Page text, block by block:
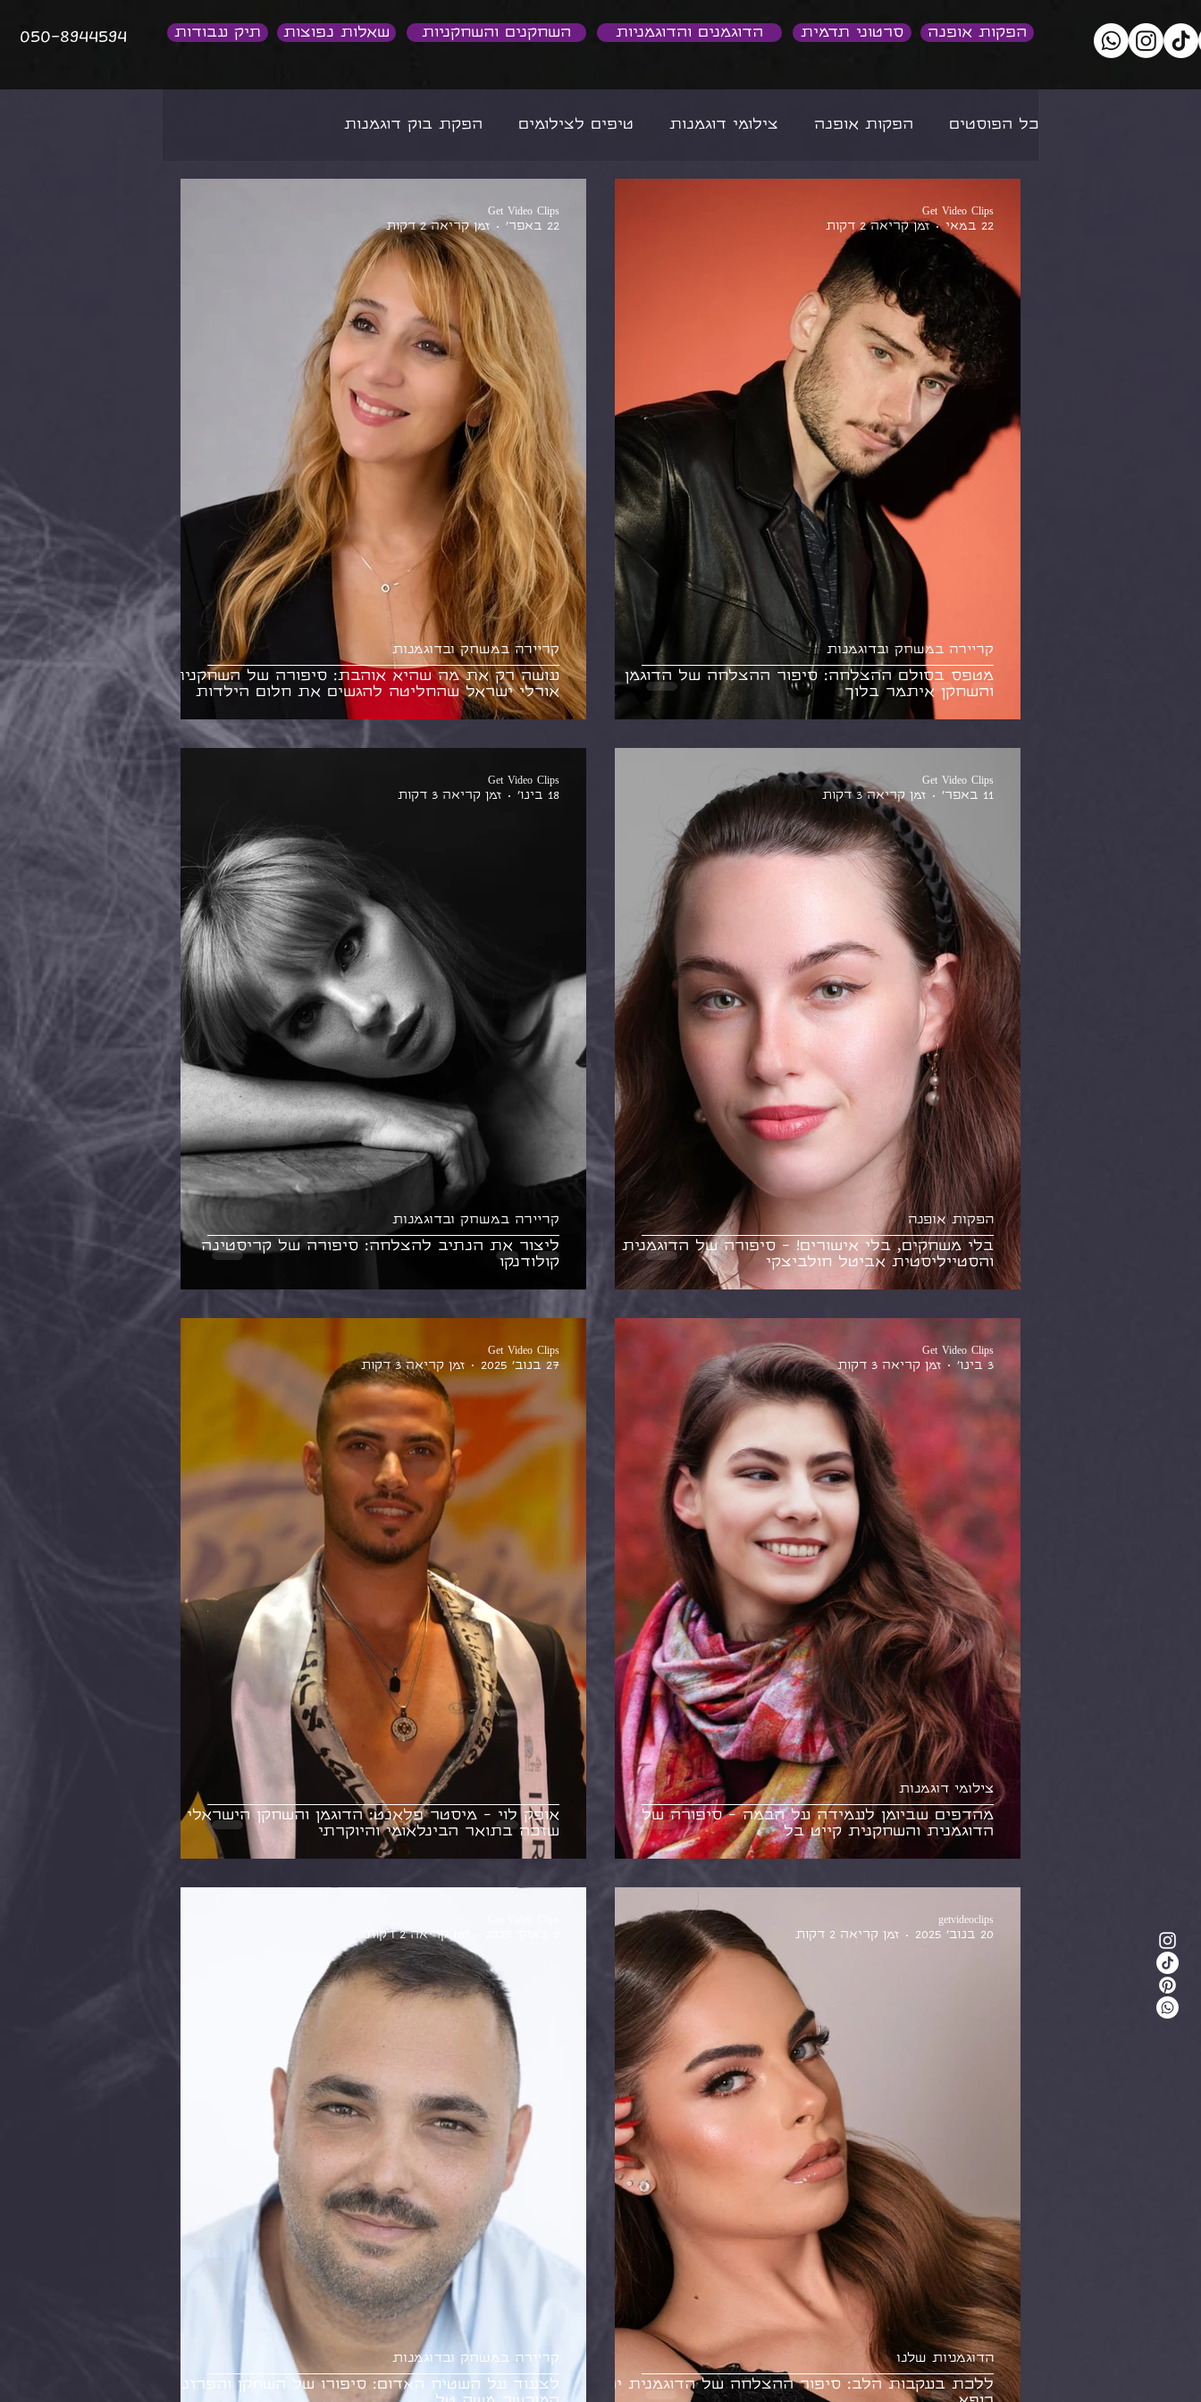
050-8944594 תיק עבודות שאלות נפוצות השחקנים והשחקניות הדוגמנים והדוגמניות סרטוני תדמית הפקות אופנה
כל הפוסטים הפקות אופנה צילומי דוגמנות טיפים לצילומים הפקת בוק דוגמנות
סרטוני תדמית סרטוני תוכן יצירת תוכן לעסקים הפקות צילומים
צילומי תדמית בינה מלאכותית
מטפס בסולם ההצלחה: סיפור ההצלחה של הדוגמן
והשחקן איתמר בלוך
קריירה במשחק ובדוגמנות
Get Video Clips
22 במאי
זמן קריאה 2 דקות
עושה רק את מה שהיא אוהבת: סיפורה של השחקנית
אורלי ישראל שהחליטה להגשים את חלום הילדות
קריירה במשחק ובדוגמנות
Get Video Clips
22 באפר׳
זמן קריאה 2 דקות
בלי משחקים, בלי אישורים! - סיפורה של הדוגמנית
והסטייליסטית אביטל חולביצקי
הפקות אופנה
Get Video Clips
11 באפר׳
זמן קריאה 3 דקות
ליצור את הנתיב להצלחה: סיפורה של קריסטינה
קולודנקו
קריירה במשחק ובדוגמנות
Get Video Clips
18 בינו׳
זמן קריאה 3 דקות
מהדפים שביומן לעמידה על הבמה - סיפורה של
הדוגמנית והשחקנית קייט בל
צילומי דוגמנות
Get Video Clips
3 בינו׳
זמן קריאה 3 דקות
אופק לוי - מיסטר פלאנט: הדוגמן והשחקן הישראלי
שזכה בתואר הבינלאומי והיוקרתי
Get Video Clips
27 בנוב׳ 2025
זמן קריאה 3 דקות
ללכת בעקבות הלב: סיפור ההצלחה של הדוגמנית ירדן
הדוגמניות שלנו
getvideoclips
20 בנוב׳ 2025
זמן קריאה 2 דקות
לצעוד על השטיח האדום: סיפורו של השחקן והפרזנטור
קריירה במשחק ובדוגמנות
זמן קריאה 2 דקות